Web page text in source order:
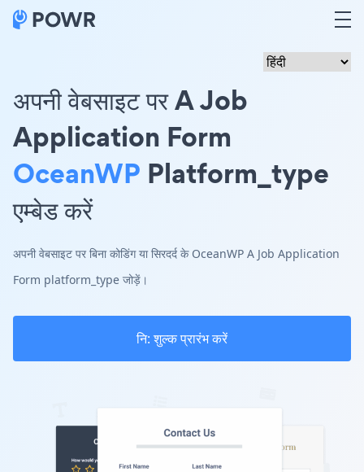
अपनी वेबसाइट पर A Job
Application Form
OceanWP Platform_type
एम्बेड करें
अपनी वेबसाइट पर बिना कोडिंग या सिरदर्द के OceanWP A Job Application
Form platform_type जोड़ें।
नि: शुल्क प्रारंभ करें